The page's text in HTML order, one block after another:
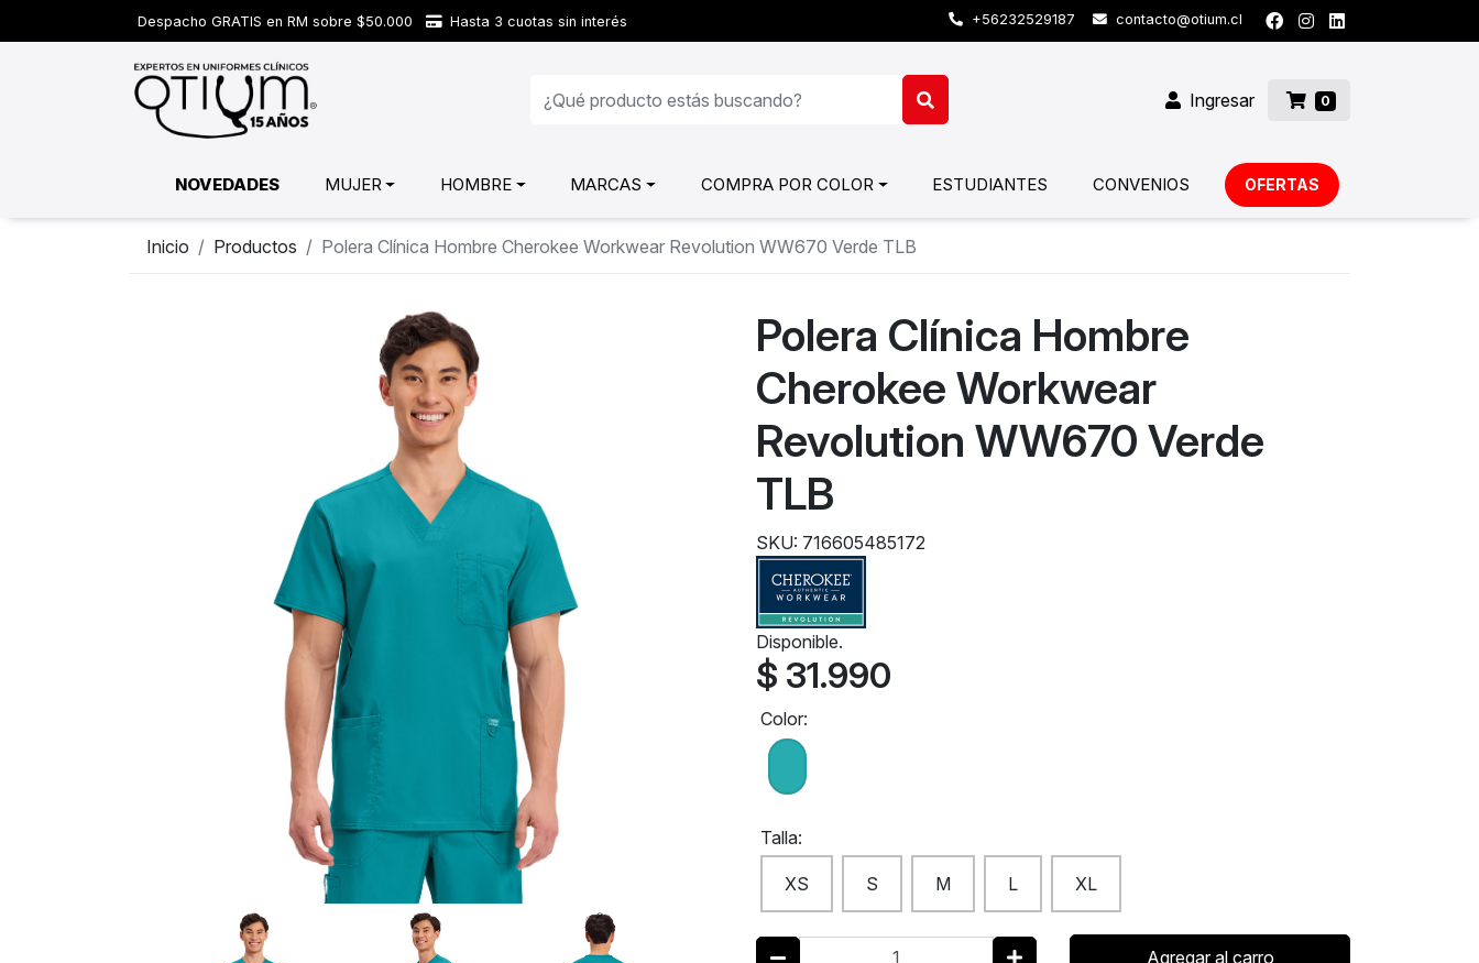
Despacho GRATIS en RM sobre $50.000 Hasta 3 cuotas sin interés +56232529187 contacto@otium.cl
Ingresar 0
NOVEDADES MUJER HOMBRE MARCAS COMPRA POR COLOR ESTUDIANTES CONVENIOS OFERTAS
Inicio Productos Polera Clínica Hombre Cherokee Workwear Revolution WW670 Verde TLB
Polera Clínica Hombre
Cherokee Workwear
Revolution WW670 Verde
TLB
SKU: 716605485172
Disponible.
$ 31.990
Color:
Talla:
XS S M L XL
Agregar al carro